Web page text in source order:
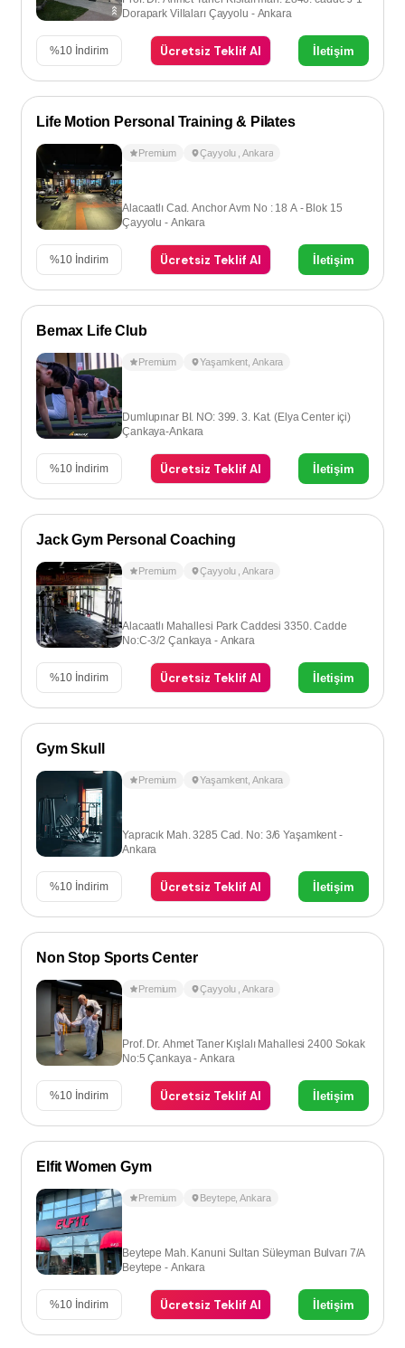
Dorapark Villaları Çayyolu - Ankara
%10 İndirim Ücretsiz Teklif Al İletişim
Life Motion Personal Training & Pilates
Premium Çayyolu ,Ankara
Alacaatlı Cad. Anchor Avm No : 18 A - Blok 15
Çayyolu - Ankara
%10 İndirim Ücretsiz Teklif Al İletişim
Bemax Life Club
Premium Yaşamkent ,Ankara
Dumlupınar BI. NO: 399. 3. Kat. (Elya Center içi)
Çankaya-Ankara
%10 İndirim Ücretsiz Teklif Al İletişim
Jack Gym Personal Coaching
Premium Çayyolu ,Ankara
Alacaatlı Mahallesi Park Caddesi 3350. Cadde
No:C-3/2 Çankaya - Ankara
%10 İndirim Ücretsiz Teklif Al İletişim
Gym Skull
Premium Yaşamkent ,Ankara
Yapracık Mah. 3285 Cad. No: 3/6 Yaşamkent -
Ankara
%10 İndirim Ücretsiz Teklif Al İletişim
Non Stop Sports Center
Premium Çayyolu ,Ankara
Prof. Dr. Ahmet Taner Kışlalı Mahallesi 2400 Sokak
No:5 Çankaya - Ankara
%10 İndirim Ücretsiz Teklif Al İletişim
Elfit Women Gym
Premium Beytepe,Ankara
Beytepe Mah. Kanuni Sultan Süleyman Bulvarı 7/A
Beytepe - Ankara
%10 İndirim Ücretsiz Teklif Al İletişim